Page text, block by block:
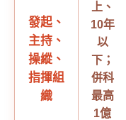
發起、
主持、
操縱、
指揮組
織
上、
10年
以
下；
併科
最高
1億